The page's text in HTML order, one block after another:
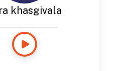
khasgivala